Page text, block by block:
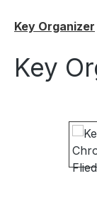
Key Organizer
Key
Bildergalerie